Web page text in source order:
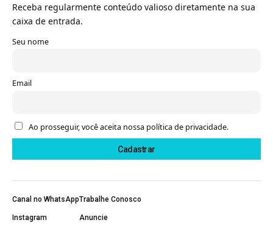
Receba regularmente conteúdo valioso diretamente na sua
caixa de entrada.
Seu nome
Email
Ao prosseguir, você aceita nossa política de privacidade.
Canal no WhatsApp
Instagram
Trabalhe Conosco
Anuncie